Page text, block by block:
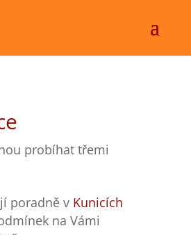
probíhat třemi
poradně v Kunicích
na Vámi